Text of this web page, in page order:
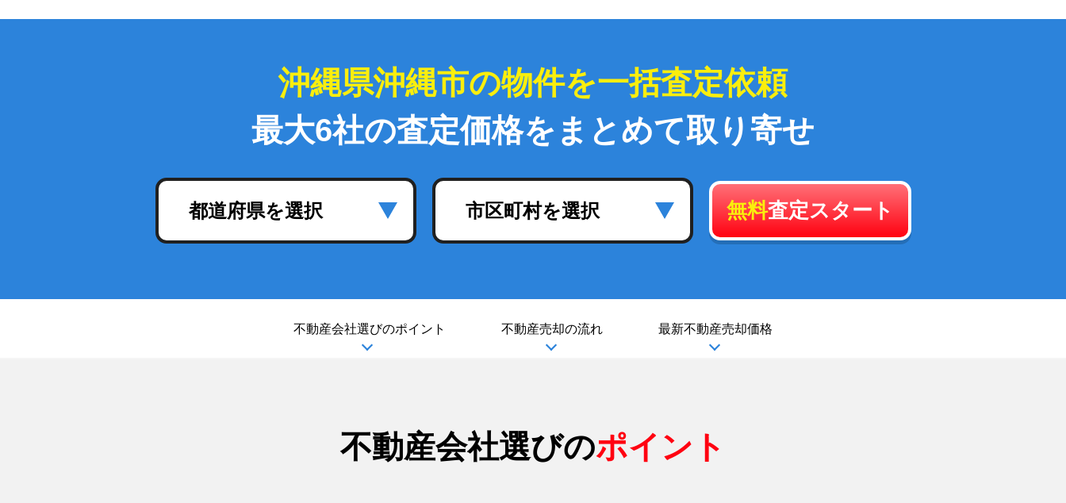
沖縄県沖縄市の物件を一括査定依頼
最大6社の査定価格をまとめて取り寄せ
都道府県を選択 市区町村を選択 無料査定スタート
不動産会社選びのポイント 不動産売却の流れ 最新不動産売却価格
不動産会社選びのポイント